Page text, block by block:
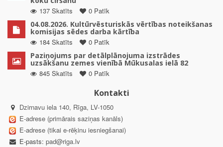
137 Skatīts
0 Patīk
04.08.2026. Kultūrvēsturiskās vērtības noteikšanas
komisijas sēdes darba kārtība
184 Skatīts
0 Patīk
Paziņojums par detālplānojuma izstrādes
uzsākšanu zemes vienībā Mūkusalas ielā 82
845 Skatīts
0 Patīk
Kontakti
Dzirnavu iela 140, Rīga, LV-1050
E-adrese (primārais saziņas kanāls)
E-adrese (tikai e-rēķinu iesniegšanai)
E-pasts: pad@riga.lv